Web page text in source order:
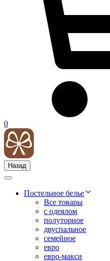
0
Назад
Постельное белье
Все товары
с одеялом
полуторное
двуспальное
семейное
евро
евро-макси